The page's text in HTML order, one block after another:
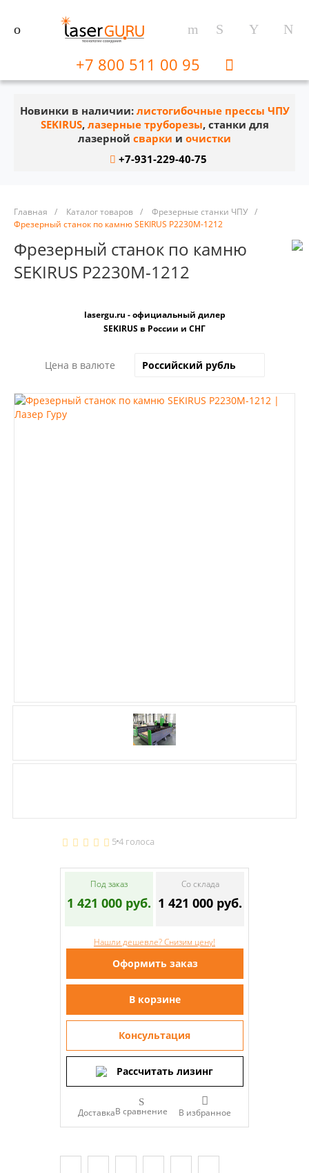
+7 800 511 00 95
Новинки в наличии: листогибочные прессы ЧПУ
SEKIRUS, лазерные труборезы, станки для
лазерной сварки и очистки
+7-931-229-40-75
Главная / Каталог товаров / Фрезерные станки ЧПУ /
Фрезерный станок по камню SEKIRUS P2230M-1212
Фрезерный станок по камню
SEKIRUS P2230M-1212
Цена в валюте
lasergu.ru - официальный дилер
SEKIRUS в России и СНГ
54 голоса
Под заказ
1 421 000 руб.
Со склада
1 421 000 руб.
Нашли дешевле? Снизим цену!
Оформить заказ
В корзине
Консультация
Рассчитать лизинг
ДоставкаВ сравнение